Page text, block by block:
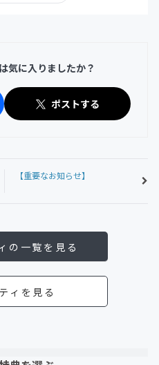
気に入りましたか？
ポストする
【重要なお知らせ】
の一覧を見る
ィを見る